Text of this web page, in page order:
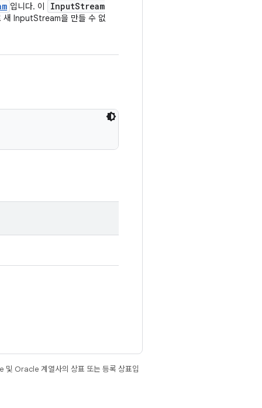
입니다. 이 InputStream
새 InputStream을 만들 수 없
및 Oracle 계열사의 상표 또는 등록 상표입